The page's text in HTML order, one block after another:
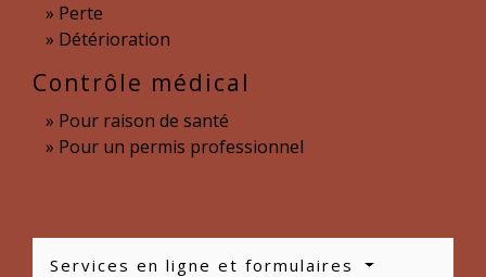
Perte
Détérioration
Contrôle médical
Pour raison de santé
Pour un permis professionnel
Services en ligne et formulaires